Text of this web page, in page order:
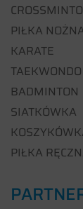
PIŁKA
KARATE
BADMINTON
SIATKÓWKA
PIŁKA